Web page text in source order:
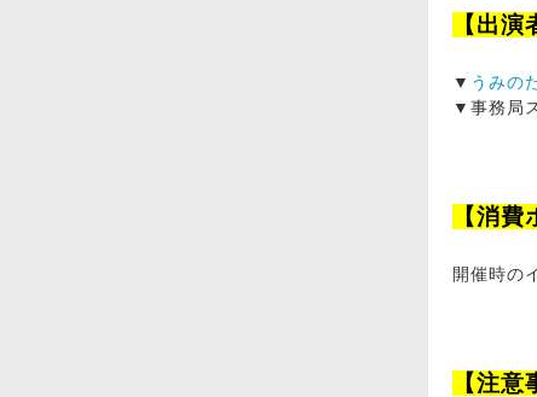
【出演
▼ うみの
▼事務局
【消費
開催時の
【注意